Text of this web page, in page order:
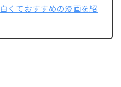
くておすすめの漫画を紹